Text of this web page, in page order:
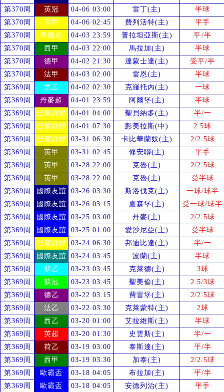
第370周
英冠 04-06 03:00 雷丁(主)
半球
第370周
英甲 04-06 02:45 費列活特(主)
平手
第370周
希臘超 04-03 23:59 普拉坦亞斯(主)
平/半
第370周
西甲 04-03 22:00 馬拉加(主)
半球
第370周
德甲 04-02 21:30 達蒙士達(主) 受平/半
第370周
法甲 04-03 02:00 雷恩(主)
半球
第369周
意乙 04-02 02:30 克羅托內(主)
一球
第369周
丹麥超 04-01 23:59 阿爾堡(主)
半球
第369周
巴聖錦標 04-01 04:00 聖貝納多(主)
半/一
第369周
巴聖錦標 04-01 07:30 彭美拉斯(中)
2.5球
第369周
巴聖錦標 03-31 06:30 卡比華蘭奴(主)
2/2.5球
第369周
英甲 03-31 02:45 修安聯(主)
平手
第369周
英甲 03-28 22:00 克魯(主)
2/2.5球
第369周
英甲 03-28 22:00 克魯(主) 受半球
第369周
國際友誼 03-26 03:30 斯洛伐克(主)
一球/球半
第369周
國際友誼 03-26 03:15 盧森堡(主) 受一球/球半
第369周
國際友誼 03-25 03:00 丹麥(主)
2/2.5球
第369周
國際友誼 03-25 01:00 愛沙尼亞(主) 受半球
第369周
巴聖錦標 03-24 06:30 邦迪比達(主)
半/一
第369周
國際友誼 03-24 03:45 波蘭(主)
半球
第369周
蘇乙 03-23 03:45 克萊德(主)
3球
第369周
蘇冠 03-23 03:45 聖美倫(主)
2.5/3球
第369周
德乙 03-22 03:15 費雷堡(主)
2/2.5球
第369周
法乙 03-22 03:30 克萊蒙特(主)
2球
第369周
西乙 03-20 01:00 艾拉維斯(主)
半球
第369周
英超 03-20 01:30 史雲斯(主)
半/一
第369周
荷乙 03-19 03:00 泰斯達(主)
平/半
第369周
西甲 03-19 03:30 加泰(主)
2/2.5球
第369周
歐霸盃 03-18 04:05 布拉加(主)
平/半
第369周
歐霸盃 03-18 04:05 安德列治(主)
平手